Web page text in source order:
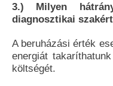
3.) Milyen
diagnosztikai
A beruházási érték
energiát
költségét.